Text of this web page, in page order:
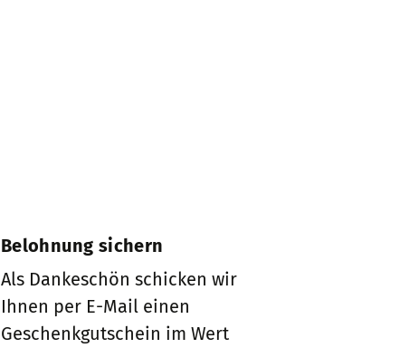
Belohnung sichern
Als Dankeschön schicken wir
Ihnen per E-Mail einen
Geschenkgutschein im Wert